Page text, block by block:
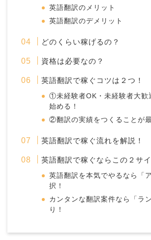
英語翻訳のメリット
英語翻訳のデメリット
どのくらい稼げるの？
資格は必要なの？
英語翻訳で稼ぐコツは２つ！
①未経験者OK・未経験者大歓
始める！
②翻訳の実績をつくることが最
英語翻訳で稼ぐ流れを解説！
英語翻訳で稼ぐならこの２サイ
英語翻訳を本気でやるなら「
択！
カンタンな翻訳案件なら「ラ
り！